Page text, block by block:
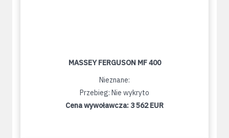
MASSEY FERGUSON MF 400
Nieznane:
Przebieg: Nie wykryto
Cena wywoławcza: 3 562 EUR